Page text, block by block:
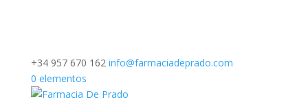
+34 957 670 162 info@farmaciadeprado.com
0 elementos